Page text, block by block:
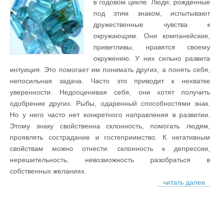
в годовом цикле. Люди, рожденные
под этим знаком, испытывают
дружественные чувства к
окружающим. Они компанейские,
приветливы, нравятся своему
окружению. У них сильно развита
интуиция. Это помогает им понимать других, а понять себя,
непосильная задача. Часто это приводит к нехватке
уверенности. Недооценивая себя, они хотят получить
одобрение других. Рыбы, одаренный способностями знак.
Но у него часто нет конкретного направления в развитии.
Этому знаку свойственна склонность, помогать людям,
проявлять сострадание и гостеприимство. К негативным
свойствам можно отнести: склонность к депрессии,
нерешительность, невозможность разобраться в
собственных желаниях.
читать далее